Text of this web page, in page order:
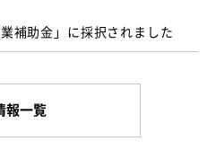
補助金」に採択されました
報一覧